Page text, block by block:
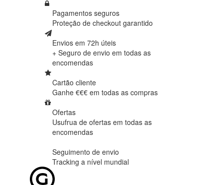
Pagamentos seguros
Proteção de checkout garantido
Envios em 72h úteis
+ Seguro de envio em todas as
encomendas
Cartão cliente
Ganhe €€€ em todas as compras
Ofertas
Usufrua de ofertas em todas as
encomendas
Seguimento de envio
Tracking a nível mundial